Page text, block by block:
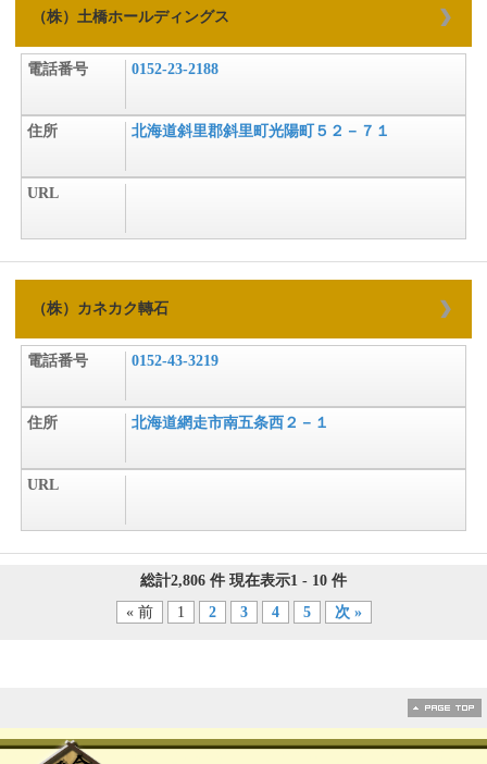
（株）土橋ホールディングス
電話番号 0152-23-2188
住所 北海道斜里郡斜里町光陽町５２－７１
URL
（株）カネカク轉石
電話番号 0152-43-3219
住所 北海道網走市南五条西２－１
URL
総計2,806 件 現在表示1 - 10 件
« 前
1 2 3 4 5 次 »